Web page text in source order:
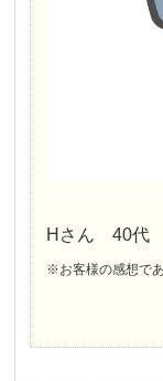
Hさん 40代
※お客様の感想で